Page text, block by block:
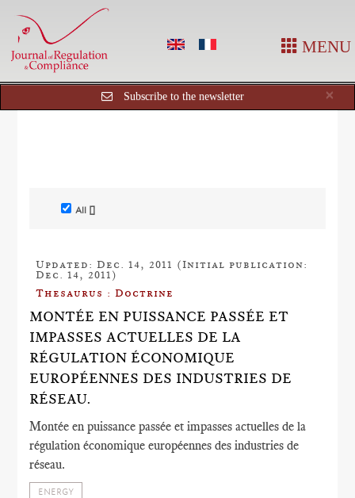
MENU
×
Subscribe to the newsletter
All []
Updated: Dec. 14, 2011 (Initial publication:
Dec. 14, 2011)
Thesaurus : Doctrine
MONTÉE EN PUISSANCE PASSÉE ET
IMPASSES ACTUELLES DE LA
RÉGULATION ÉCONOMIQUE
EUROPÉENNES DES INDUSTRIES DE
RÉSEAU.
Montée en puissance passée et impasses actuelles de la
régulation économique européennes des industries de
réseau.
ENERGY